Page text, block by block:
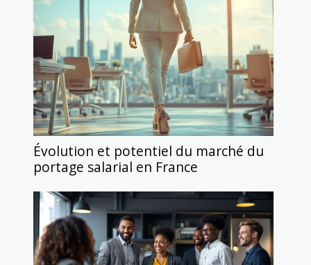
Évolution et potentiel du marché du
portage salarial en France